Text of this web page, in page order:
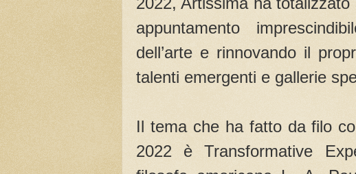
appuntamento
dell’arte e rinnovando il
talenti emergenti e gallerie
Il tema che ha fatto da filo
2022 è Transformative